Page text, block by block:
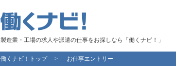
製造業・工場の求人や派遣の仕事をお探しなら「働くナビ！」
働くナビ！トップ お仕事エントリー